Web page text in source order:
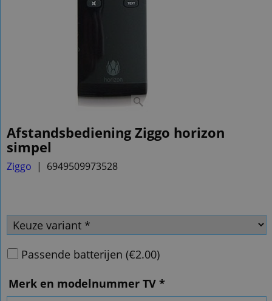
Afstandsbediening Ziggo horizon
simpel
Ziggo 6949509973528
Passende batterijen (€2.00)
Merk en modelnummer TV *